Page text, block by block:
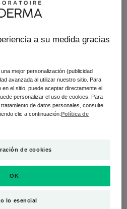
a su medida gracias
mejor personalización (publicidad
avanzada al utilizar nuestro sitio. Para
el sitio, puede aceptar directamente el
personalizar el uso de cookies. Para
de datos personales, consulte
clic a continuación:Política de
de cookies
lo esencial
OK